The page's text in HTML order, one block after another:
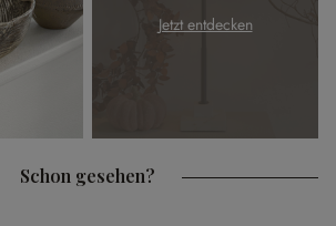
Jetzt entdecken
Schon gesehen?